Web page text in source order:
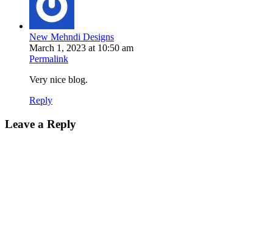
New Mehndi Designs
March 1, 2023 at 10:50 am
Permalink
Very nice blog.
Reply
Leave a Reply